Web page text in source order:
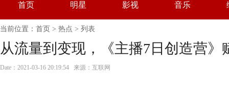
首页 明星 影视 音乐
当前位置： 首页 > 热点 > 列表
从流量到变现，《主播7日创造营》
Date：2021-03-16 20:19:54 来源：互联网